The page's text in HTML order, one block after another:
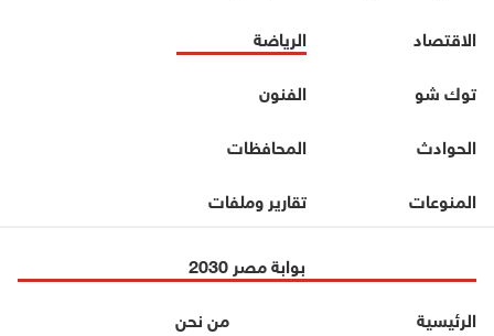
الاقتصاد
الرياضة
توك شو
الفنون
الحوادث
المحافظات
المنوعات
تقارير وملفات
بوابة مصر 2030
الرئيسية
من نحن